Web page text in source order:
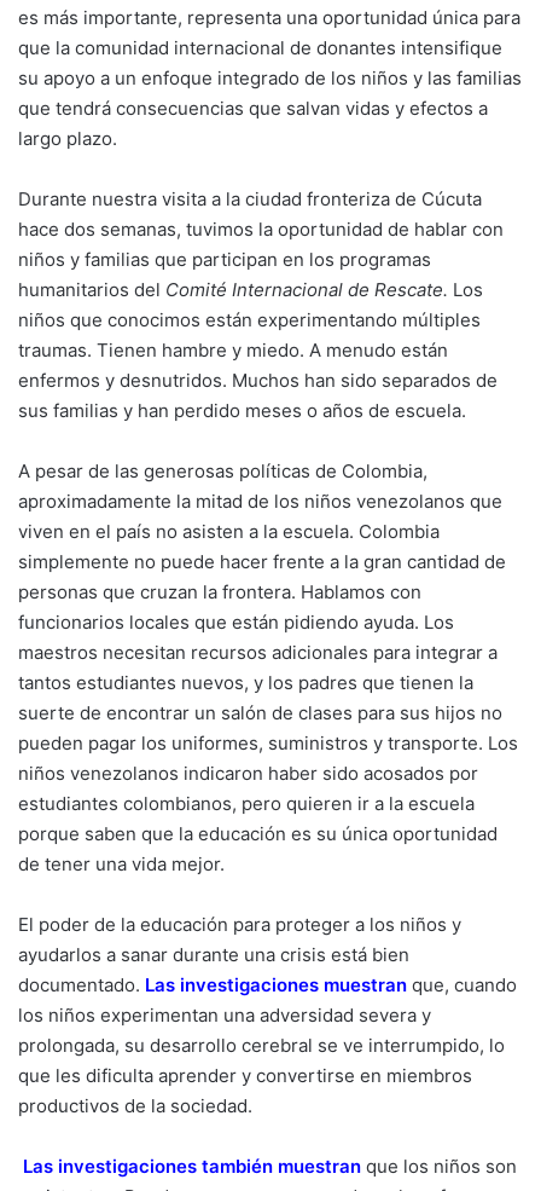
es más importante, representa una oportunidad única para
que la comunidad internacional de donantes intensifique
su apoyo a un enfoque integrado de los niños y las familias
que tendrá consecuencias que salvan vidas y efectos a
largo plazo.
Durante nuestra visita a la ciudad fronteriza de Cúcuta
hace dos semanas, tuvimos la oportunidad de hablar con
niños y familias que participan en los programas
humanitarios del Comité Internacional de Rescate. Los
niños que conocimos están experimentando múltiples
traumas. Tienen hambre y miedo. A menudo están
enfermos y desnutridos. Muchos han sido separados de
sus familias y han perdido meses o años de escuela.
A pesar de las generosas políticas de Colombia,
aproximadamente la mitad de los niños venezolanos que
viven en el país no asisten a la escuela. Colombia
simplemente no puede hacer frente a la gran cantidad de
personas que cruzan la frontera. Hablamos con
funcionarios locales que están pidiendo ayuda. Los
maestros necesitan recursos adicionales para integrar a
tantos estudiantes nuevos, y los padres que tienen la
suerte de encontrar un salón de clases para sus hijos no
pueden pagar los uniformes, suministros y transporte. Los
niños venezolanos indicaron haber sido acosados por
estudiantes colombianos, pero quieren ir a la escuela
porque saben que la educación es su única oportunidad
de tener una vida mejor.
El poder de la educación para proteger a los niños y
ayudarlos a sanar durante una crisis está bien
documentado. Las investigaciones muestran que, cuando
los niños experimentan una adversidad severa y
prolongada, su desarrollo cerebral se ve interrumpido, lo
que les dificulta aprender y convertirse en miembros
productivos de la sociedad.
Las investigaciones también muestran que los niños son